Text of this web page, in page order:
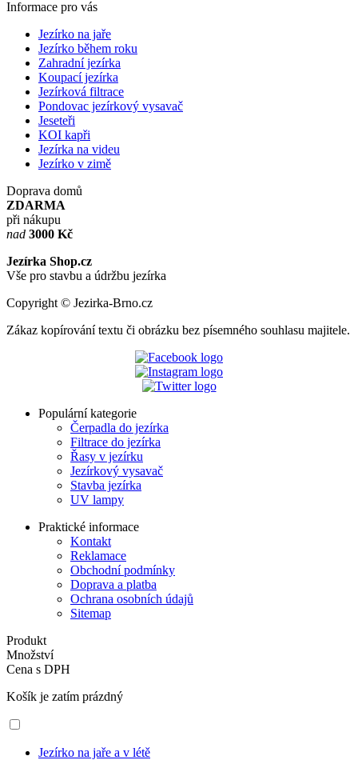
Informace pro vás
Jezírko na jaře
Jezírko během roku
Zahradní jezírka
Koupací jezírka
Jezírková filtrace
Pondovac jezírkový vysavač
Jeseteři
KOI kapři
Jezírka na videu
Jezírko v zimě
Doprava domů
ZDARMA
při nákupu
nad 3000 Kč
Jezírka Shop.cz
Vše pro stavbu a údržbu jezírka
Copyright © Jezirka-Brno.cz
Zákaz kopírování textu či obrázku bez písemného souhlasu majitele.
Populární kategorie
Čerpadla do jezírka
Filtrace do jezírka
Řasy v jezírku
Jezírkový vysavač
Stavba jezírka
UV lampy
Praktické informace
Kontakt
Reklamace
Obchodní podmínky
Doprava a platba
Ochrana osobních údajů
Sitemap
Produkt
Množství
Cena s DPH
Košík je zatím prázdný
Jezírko na jaře a v létě